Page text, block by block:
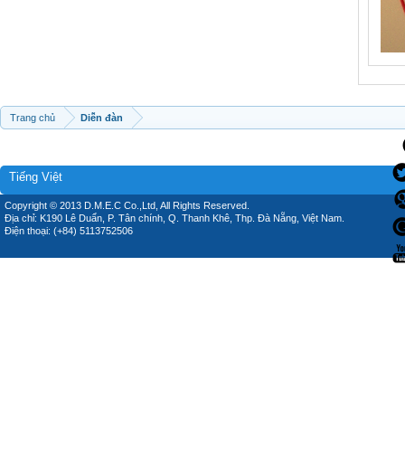
Trang chủ Diễn đàn
Tiếng Việt
Copyright © 2013 D.M.E.C Co.,Ltd, All Rights Reserved.
Địa chỉ: K190 Lê Duẩn, P. Tân chính, Q. Thanh Khê, Thp. Đà Nẵng, Việt Nam.
Điện thoại: (+84) 5113752506